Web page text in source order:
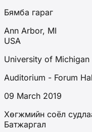
Бямба гараг
Ann Arbor, MI
USA
University of Michigan
Auditorium - Forum
09 March 2019
Хөгжмийн соёл
Батжаргал